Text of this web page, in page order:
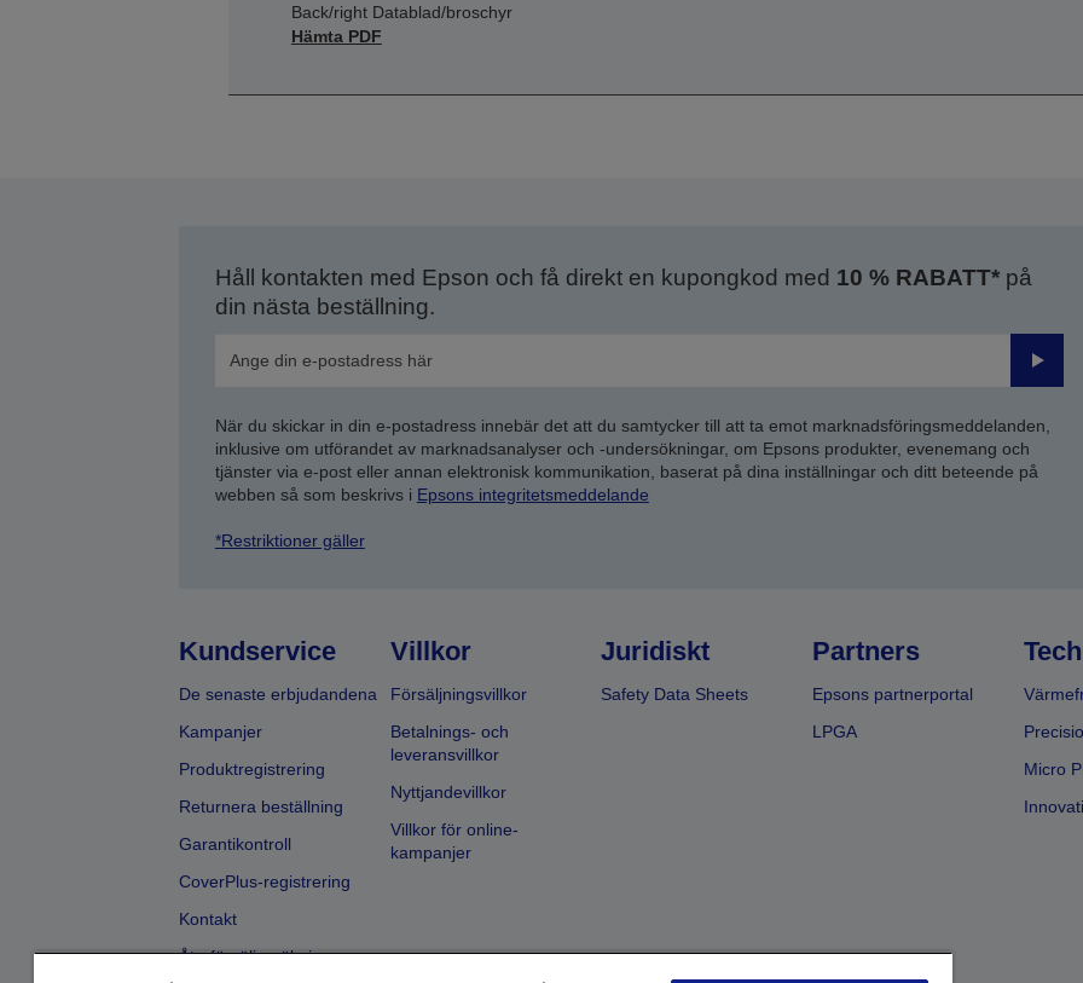
Back/right Datablad/broschyr
Hämta PDF
Håll kontakten med Epson och få direkt en kupongkod med 10 % RABATT*på
din nästa beställning.
När du skickar in din e-postadress innebär det att du samtycker till att ta emot marknadsföringsmeddelanden,
inklusive om utförandet av marknadsanalyser och -undersökningar, om Epsons produkter, evenemang och
tjänster via e-post eller annan elektronisk kommunikation, baserat på dina inställningar och ditt beteende på
webben så som beskrivs i Epsons integritetsmeddelande
*Restriktioner gäller
Kundservice
De senaste erbjudandena
Kampanjer
Produktregistrering
Returnera beställning
Garantikontroll
CoverPlus-registrering
Kontakt
Återförsäljarsökning
Villkor
Försäljningsvillkor
Betalnings- och
leveransvillkor
Nyttjandevillkor
Villkor för online-
kampanjer
Juridiskt
Safety Data Sheets
Partners
Epsons partnerportal
LPGA
Micro